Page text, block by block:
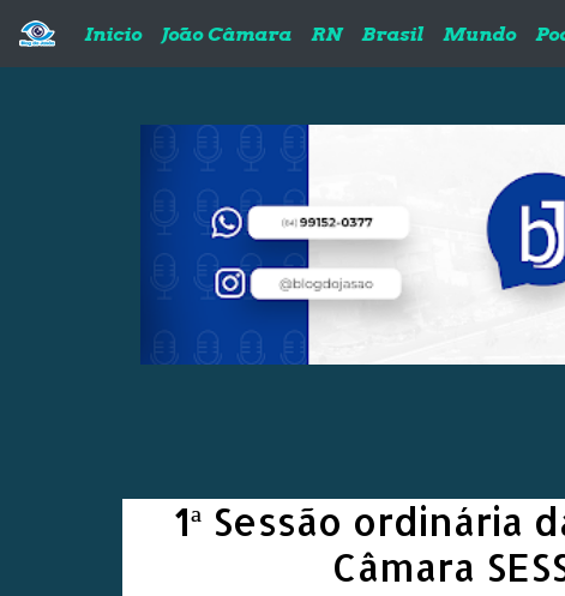
Inicio João Câmara RN Brasil Mundo
1ª Sessão ordinária
Câmara